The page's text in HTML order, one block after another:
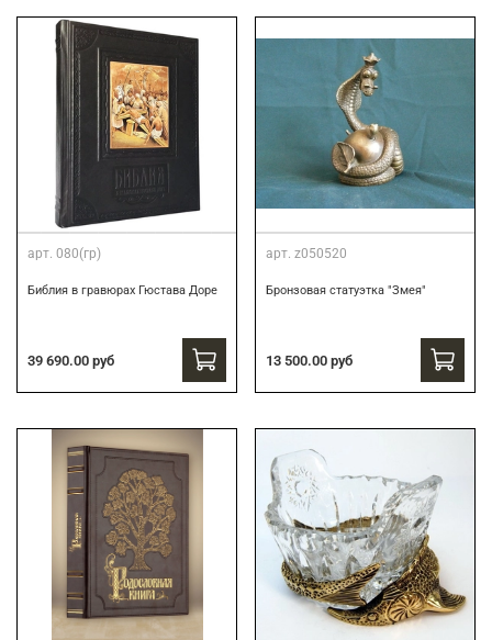
арт. 080(гр)
Библия в гравюрах Гюстава Доре
39 690.00 руб
арт. z050520
Бронзовая статуэтка "Змея"
13 500.00 руб